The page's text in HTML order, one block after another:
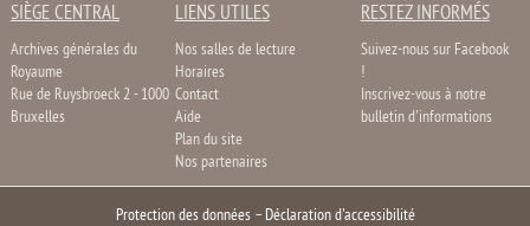
SIÈGE CENTRAL
Archives générales du
Royaume
Rue de Ruysbroeck 2 - 1000
Bruxelles
LIENS UTILES
Nos salles de lecture
Horaires
Contact
Aide
Plan du site
Nos partenaires
RESTEZ INFORMÉS
Suivez-nous sur Facebook
!
Inscrivez-vous à notre
bulletin d'informations
Protection des données– Déclaration d'accessibilité